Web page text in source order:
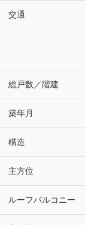
交通
総戸数／階建
築年月
構造
主方位
ルーフバルコニー